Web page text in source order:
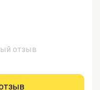
отзыв